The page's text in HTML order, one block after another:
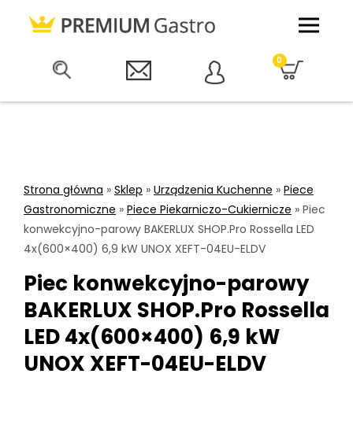
0
Strona główna » Sklep » Urządzenia Kuchenne » Piece
Gastronomiczne » Piece Piekarniczo-Cukiernicze » Piec
konwekcyjno-parowy BAKERLUX SHOP.Pro Rossella LED
4x(600×400) 6,9 kW UNOX XEFT-04EU-ELDV
Piec konwekcyjno-parowy
BAKERLUX SHOP.Pro Rossella
LED 4x(600×400) 6,9 kW
UNOX XEFT-04EU-ELDV